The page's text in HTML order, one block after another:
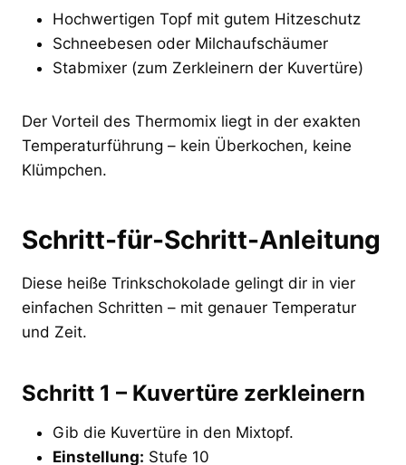
Hochwertigen Topf mit gutem Hitzeschutz
Schneebesen oder Milchaufschäumer
Stabmixer (zum Zerkleinern der Kuvertüre)
Der Vorteil des Thermomix liegt in der exakten
Temperaturführung – kein Überkochen, keine
Klümpchen.
Schritt-für-Schritt-Anleitung
Diese heiße Trinkschokolade gelingt dir in vier
einfachen Schritten – mit genauer Temperatur
und Zeit.
Schritt 1 – Kuvertüre zerkleinern
Gib die Kuvertüre in den Mixtopf.
Einstellung: Stufe 10